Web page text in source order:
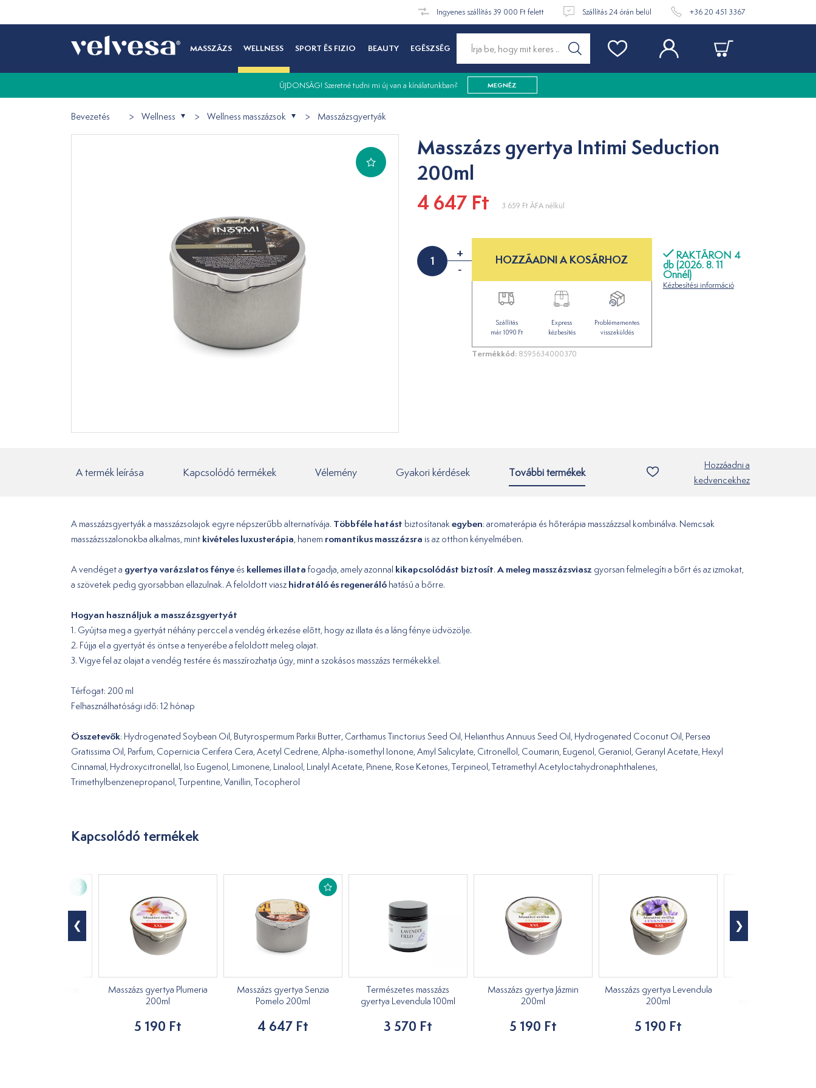
Ingyenes szállítás 39 000 Ft felett Szállítás 24 órán belül +36 20 451 3367
MASSZÁZS WELLNESS SPORT ÉS FIZIO BEAUTY EGÉSZSÉG
ÚJDONSÁG! Szeretné tudni mi új van a kínálatunkban? MEGNÉZ
Bevezetés Wellness Wellness masszázsok Masszázsgyertyák
Masszázs gyertya Intimi Seduction
200ml
4 647 Ft
3 659 FtÁFA nélkül
+
-
RAKTÁRON 4
db (2026. 8. 11
Önnél)
Kézbesítési információ
HOZZÁADNI A KOSÁRHOZ
Szállítás
már 1090 Ft
Express
kézbesítés
Problémamentes
visszaküldés
Termékkód: 8595634000370
A termék leírása Kapcsolódó termékek Vélemény Gyakori kérdések További termékek
Hozzáadni a
kedvencekhez
A masszázsgyertyák a masszázsolajok egyre népszerűbb alternatívája. Többféle hatást biztosítanakegyben: aromaterápia és hőterápia masszázzsal kombinálva. Nemcsak
masszázsszalonokba alkalmas, mint kivételes luxusterápia, hanem romantikus masszázsra is az otthon kényelmében.
A vendéget a gyertya varázslatos fénye és kellemes illata fogadja, amely azonnal kikapcsolódást biztosít. A meleg masszázsviasz gyorsan felmelegíti a bőrt és az izmokat,
a szövetek pedig gyorsabban ellazulnak. A feloldott viasz hidratáló és regeneráló hatású a bőrre.
Hogyan használjuk a masszázsgyertyát
1. Gyújtsa meg a gyertyát néhány perccel a vendég érkezése előtt, hogy az illata és a láng fénye üdvözölje.
2. Fújja el a gyertyát és öntse a tenyerébe a feloldott meleg olajat.
3. Vigye fel az olajat a vendég testére és masszírozhatja úgy, mint a szokásos masszázs termékekkel.
Térfogat: 200 ml
Felhasználhatósági idő: 12 hónap
Összetevők: Hydrogenated Soybean Oil, Butyrospermum Parkii Butter, Carthamus Tinctorius Seed Oil, Helianthus Annuus Seed Oil, Hydrogenated Coconut Oil, Persea
Gratissima Oil, Parfum, Copernicia Cerifera Cera, Acetyl Cedrene, Alpha-isomethyl Ionone, Amyl Salicylate, Citronellol, Coumarin, Eugenol, Geraniol, Geranyl Acetate, Hexyl
Cinnamal, Hydroxycitronellal, Iso Eugenol, Limonene, Linalool, Linalyl Acetate, Pinene, Rose Ketones, Terpineol, Tetramethyl Acetyloctahydronaphthalenes,
Trimethylbenzenepropanol, Turpentine, Vanillin, Tocopherol
Kapcsolódó termékek
Masszázs gyertya Plumeria
200ml
5 190 Ft
Masszázs gyertya Senzia
Pomelo 200ml
4 647 Ft
Természetes masszázs
gyertya Levendula 100ml
3 570 Ft
Masszázs gyertya Jázmin
200ml
5 190 Ft
Masszázs gyertya Levendula
200ml
5 190 Ft